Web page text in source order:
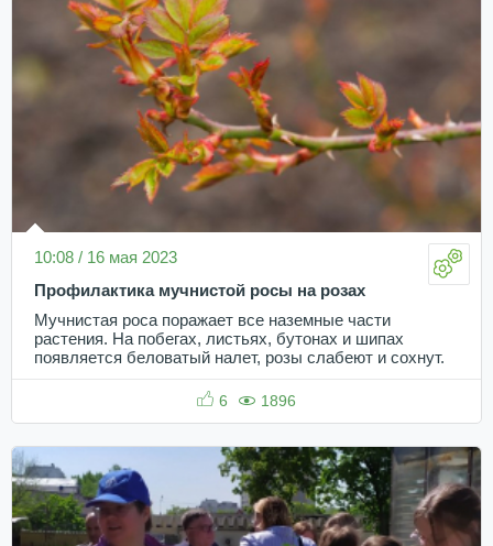
10:08 / 16 мая 2023
Профилактика мучнистой росы на розах
Мучнистая роса поражает все наземные части
растения. На побегах, листьях, бутонах и шипах
появляется беловатый налет, розы слабеют и сохнут.
6 1896